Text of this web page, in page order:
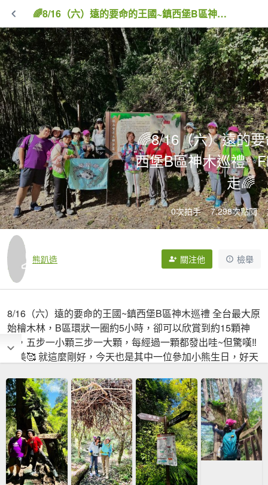
🌈8/16（六）遠的要命的王國~鎮西堡B區神木巡禮✨FB：熊熊趴爬走🌈
🌈8/16（六）遠的
西堡B區神木巡禮
走🌈
0次拍手 7,298次點閱
熊趴造 關注他 檢舉
8/16（六）遠的要命的王國~鎮西堡B區神木巡禮 全台最大原
始檜木林，B區環狀一圈約5小時，卻可以欣賞到約15顆神
木，五步一小顆三步一大顆，每經過一顆都發出哇~但驚嘆‼️
太美🥰 就這麼剛好，今天也是其中一位參加小熊生日，好天
Cinsbu，鎮西堡，美好的所在，位於新竹縣尖石鄉雲深之
處，海拔約1500~1800公尺，泰雅語Cinsbu的意思為「清
晨，太陽第一個照到，日照充足之地。」有最接近上帝的部
落之稱。